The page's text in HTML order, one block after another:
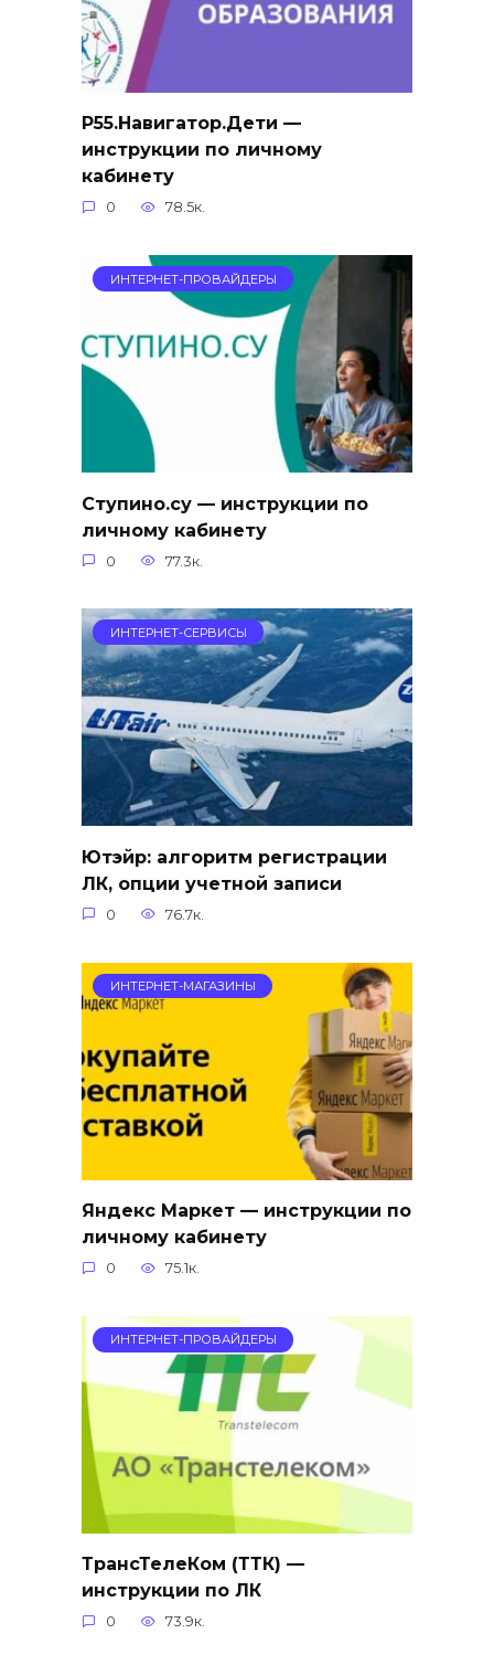
Р55.Навигатор.Дети —
инструкции по личному
кабинету
0 78.5к.
ИНТЕРНЕТ-ПРОВАЙДЕРЫ
Ступино.су — инструкции по
личному кабинету
0 77.3к.
ИНТЕРНЕТ-СЕРВИСЫ
Ютэйр: алгоритм регистрации
ЛК, опции учетной записи
0 76.7к.
ИНТЕРНЕТ-МАГАЗИНЫ
Яндекс Маркет — инструкции по
личному кабинету
0 75.1к.
ИНТЕРНЕТ-ПРОВАЙДЕРЫ
ТрансТелеКом (ТТК) —
инструкции по ЛК
0 73.9к.